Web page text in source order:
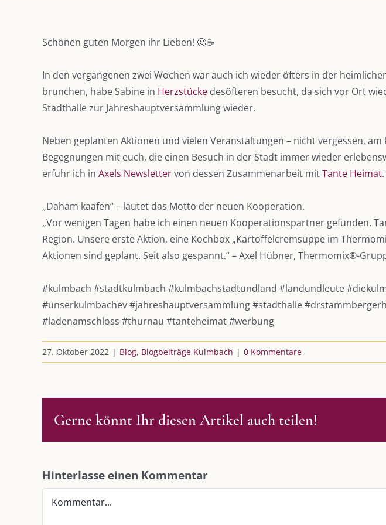
grösseres
Schönen guten Morgen ihr Lieben! 🙂☕️
In den vergangenen zwei Wochen war auch ich wieder öfters in der
brunchen, habe Sabine in Herzstücke desöfteren besucht, da sich vor Ort
Stadthalle zur Jahreshauptversammlung wieder.
Neben geplanten Aktionen und vielen Veranstaltungen – nicht vergessen,
Begegnungen mit euch, die einen Besuch in der Stadt immer wieder
erfuhr ich in Axels Newslettervon dessen Zusammenarbeit mitTante Heimat
„Daham kaafen“ – lautet das Motto der neuen Kooperation.
„Vor wenigen Tagen habe ich einen neuen Kooperationspartner gefunden.
Region. Unsere erste Aktion, eine Kochbox „Kartoffelcremsuppe im
Aktionen sind geplant. Seit also gespannt.“ – Axel Hübner, Thermomix®-
#kulmbach #stadtkulmbach #kulmbachstadtundland #landundleute
#unserkulmbachev#jahreshauptversammlung#stadthalle
#ladenamschloss #thurnau #tanteheimat#werbung
27. Oktober 2022 | Blog, Blogbeiträge Kulmbach | 0 Kommentare
Gerne könnt Ihr diesen Artikel auch teilen!
Hinterlasse einen Kommentar
Kommentar